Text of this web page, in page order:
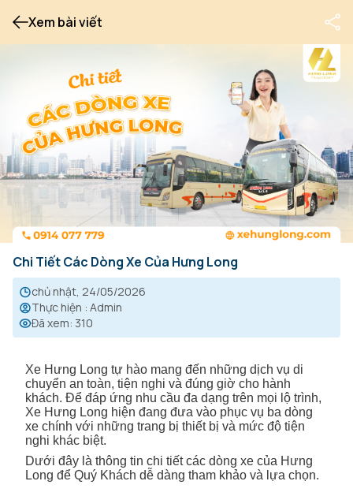
Xem bài viết
Chi Tiết Các Dòng Xe Của Hưng Long
chủ nhật, 24/05/2026
Thực hiện : Admin
Đã xem: 310
Xe Hưng Long tự hào mang đến những dịch vụ di
chuyển an toàn, tiện nghi và đúng giờ cho hành
khách. Để đáp ứng nhu cầu đa dạng trên mọi lộ trình,
Xe Hưng Long hiện đang đưa vào phục vụ ba dòng
xe chính với những trang bị thiết bị và mức độ tiện
nghi khác biệt.
Dưới đây là thông tin chi tiết các dòng xe của Hưng
Long để Quý Khách dễ dàng tham khảo và lựa chọn.